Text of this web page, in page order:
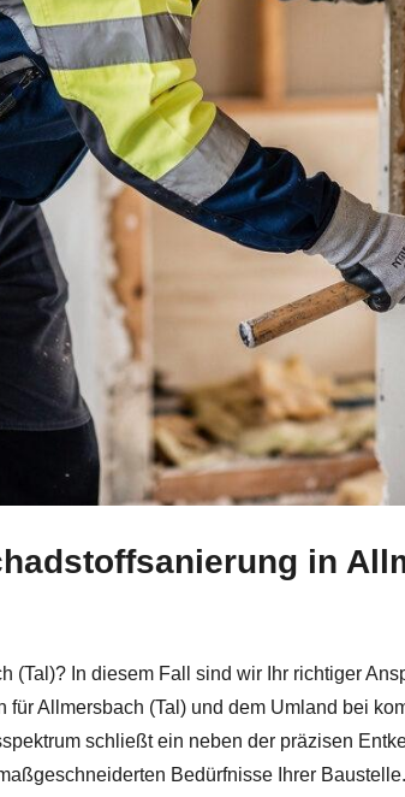
bei ↗️Herzer oder ✓Abbruch, in
(Tal)? In diesem Fall sind wir Ihr richtiger
Allmersbach (Tal) und dem Umland bei
schließt ein neben der präzisen
Bedürfnisse Ihrer